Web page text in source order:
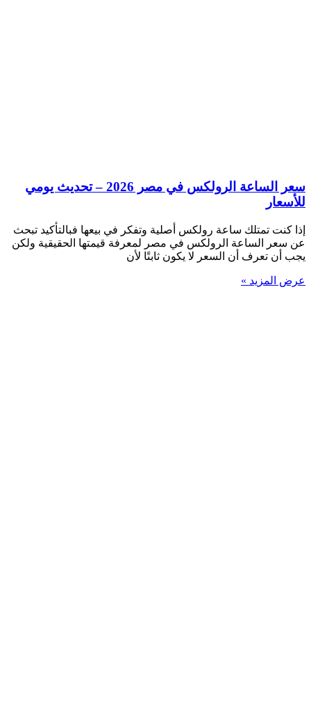
سعر الساعة الرولكس في مصر 2026 – تحديث يومي
للأسعار
إذا كنت تمتلك ساعة رولكس أصلية وتفكر في بيعها فبالتأكيد تبحث
عن سعر الساعة الرولكس في مصر لمعرفة قيمتها الحقيقية ولكن
يجب أن تعرف أن السعر لا يكون ثابتًا لأن
عرض المزيد »